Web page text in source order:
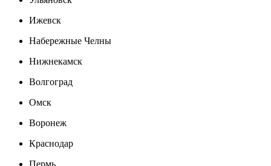
Ижевск
Набережные Челны
Нижнекамск
Волгоград
Омск
Воронеж
Краснодар
Пермь